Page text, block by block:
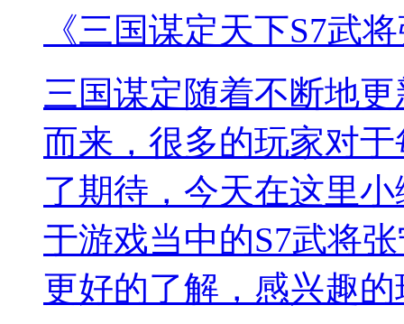
《三国谋定天下S7武
三国谋定随着不断地
而来，很多的玩家对
了期待，今天在这里
于游戏当中的S7武将
更好的了解，感兴趣